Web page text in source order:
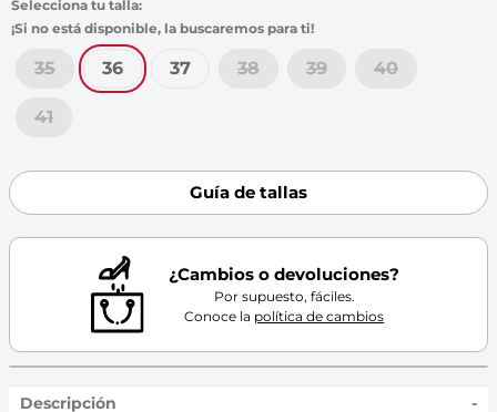
35 36 37 38 39 40
41
Guía de tallas
¿Cambios o devoluciones?
Por supuesto, fáciles.
Conoce la política de cambios
Descripción -